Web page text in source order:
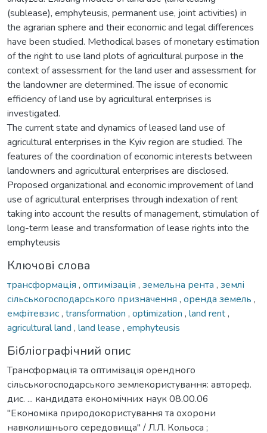
(sublease), emphyteusis, permanent use, joint activities) in
the agrarian sphere and their economic and legal differences
have been studied. Methodical bases of monetary estimation
of the right to use land plots of agricultural purpose in the
context of assessment for the land user and assessment for
the landowner are determined. The issue of economic
efficiency of land use by agricultural enterprises is
investigated.
The current state and dynamics of leased land use of
agricultural enterprises in the Kyiv region are studied. The
features of the coordination of economic interests between
landowners and agricultural enterprises are disclosed.
Proposed organizational and economic improvement of land
use of agricultural enterprises through indexation of rent
taking into account the results of management, stimulation of
long-term lease and transformation of lease rights into the
emphyteusis
Ключові слова
трансформація , оптимізація , земельна рента , землі
сільськогосподарського призначення , оренда земель ,
емфітевзис, transformation , optimization , land rent,
agricultural land , land lease , emphyteusis
Бібліографічний опис
Трансформація та оптимізація орендного
сільськогосподарського землекористування: автореф.
дис. ... кандидата економічних наук 08.00.06
"Економіка природокористування та охорони
навколишнього середовища" / Л.Л. Кольоса ;